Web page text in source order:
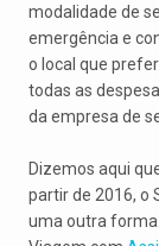
modalidade de
emergência e
o local que
todas as
da empresa de
Dizemos aqui
partir de 2016, o
uma outra